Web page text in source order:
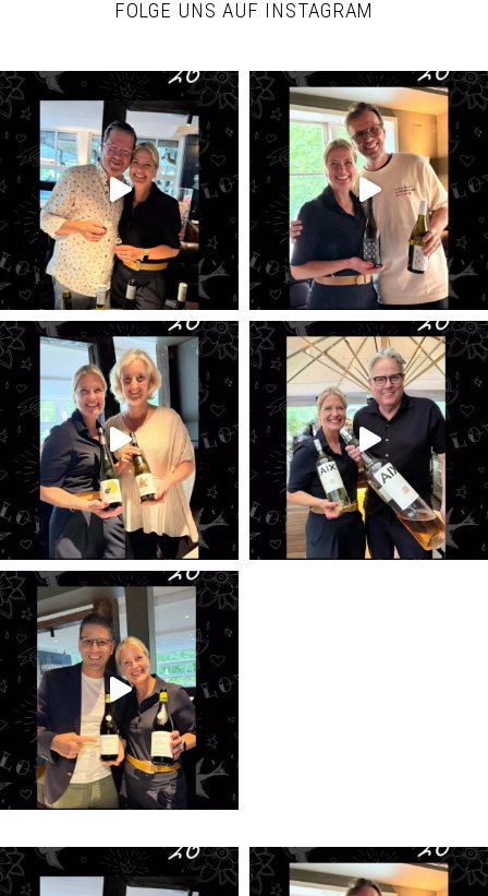
FOLGE UNS AUF INSTAGRAM